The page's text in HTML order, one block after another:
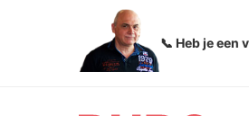
📞 Heb je een